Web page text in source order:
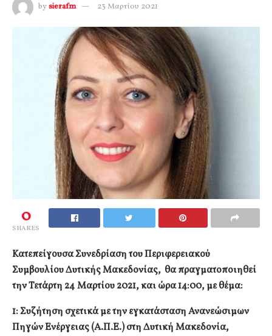
by sierafm 23 Μαρτίου 2021
0
SHARES
Κατεπείγουσα Συνεδρίαση του Περιφερειακού
Συμβουλίου Δυτικής Μακεδονίας, θα πραγματοποιηθεί
την Τετάρτη 24Μαρτίου 2021, και ώρα 14:00, με θέμα:
1: Συζήτηση σχετικά με την εγκατάσταση Ανανεώσιμων
Πηγών Ενέργειας (Α.Π.Ε.) στη Δυτική Μακεδονία,